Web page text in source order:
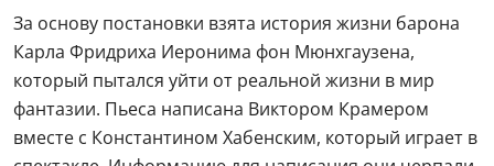
За основу постановки взята история жизни барона
Карла Фридриха Иеронима фон Мюнхгаузена,
который пытался уйти от реальной жизни в мир
фантазии. Пьеса написана Виктором Крамером
вместе с Константином Хабенским, который играет в